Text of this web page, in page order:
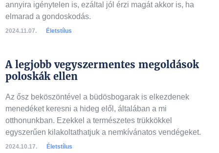
annyira igénytelen is, ezáltal jól érzi magát akkor is, ha
elmarad a gondoskodás.
2024.11.07. Életstílus
A legjobb vegyszermentes megoldások
poloskák ellen
Az ősz beköszöntével a büdösbogarak is elkezdenek
menedéket keresni a hideg elől, általában a mi
otthonunkban. Ezekkel a természetes trükkökkel
egyszerűen kilakoltathatjuk a nemkívánatos vendégeket.
2024.10.17. Életstílus